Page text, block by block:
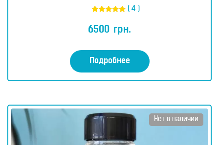
5.00
из 5
( 4 )
6500 грн.
Подробнее
Нет в наличии